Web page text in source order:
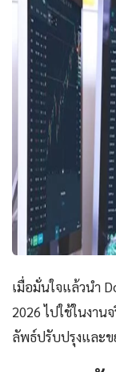
เมื่อมั่นใจแล้วนำ
2026 ไปใช้ในงาน
ลัพธ์ปรับปรุงและข